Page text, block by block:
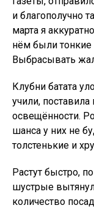
и благополучно
марта я
нём были тонкие
Выбрасывать
Клубни батата
учили,
освещённости.
шанса у них не
толстенькие и
Растут быстро,
шустрые
количество